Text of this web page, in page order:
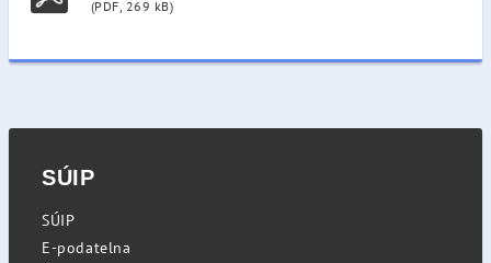
(PDF, 269 kB)
SÚIP
SÚIP
E-podatelna